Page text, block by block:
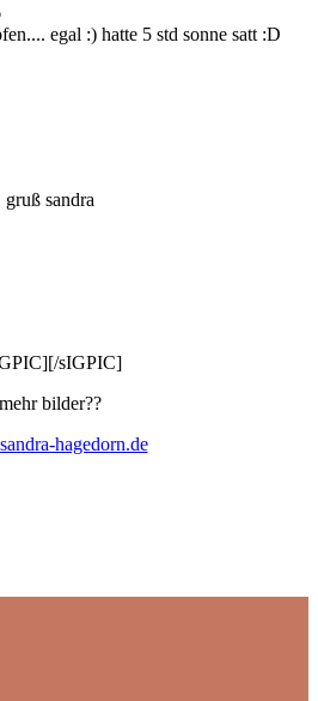
egal :) hatte 5 std sonne satt :D
gruß sandra
sIGPIC]
mehr bilder??
hagedorn.de